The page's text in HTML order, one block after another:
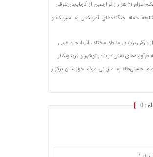
اربعین از آذربایجان‌شرقی
حمله جنگنده‌های آمریکایی به سیریک و
بارش برف در مناطق مختلف آذربایجان غربی
فرآورده‌های نفتی در بنادر نوشهر و فریدونکنار
حسنی‌ها» به میزبانی مردم خوزستان برگزار
:
0